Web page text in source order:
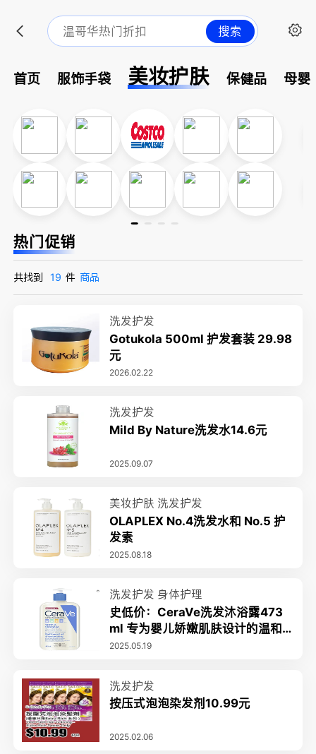
搜索
首页 服饰手袋 美妆护肤 保健品 母婴
热门促销
共找到 19 件 商品
洗发护发
Gotukola 500ml 护发套装 29.98
元
2026.02.22
洗发护发
Mild By Nature洗发水14.6元
2025.09.07
美妆护肤 洗发护发
OLAPLEX No.4洗发水和 No.5 护
发素
2025.08.18
洗发护发 身体护理
史低价：CeraVe洗发沐浴露473
ml 专为婴儿娇嫩肌肤设计的温和
无泪配方
2025.05.19
洗发护发
按压式泡泡染发剂10.99元
2025.02.06